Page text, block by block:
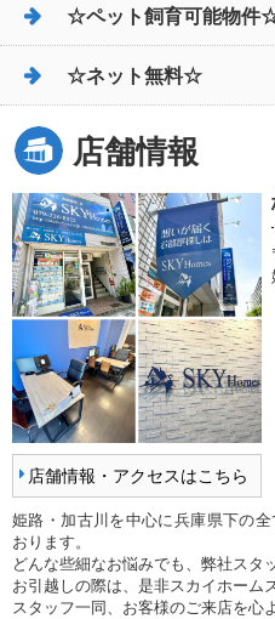
☆ペット飼育可能物件
☆ネット無料☆
店舗情報
店舗情報・アクセスはこちら
姫路・加古川を中心に兵庫県下の
おります。
どんな些細なお悩みでも、弊社スタ
お引越しの際は、是非スカイホーム
スタッフ一同、お客様のご来店を心